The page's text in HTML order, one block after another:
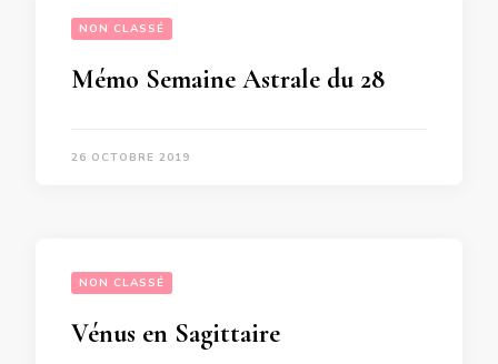
NON CLASSÉ
26 OCTOBRE 2019
NON CLASSÉ
Vénus en Sagittaire